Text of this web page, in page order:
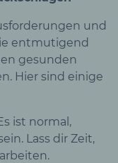
und
entmutigend
gesunden
Hier sind einige
ist normal,
Lass dir Zeit,